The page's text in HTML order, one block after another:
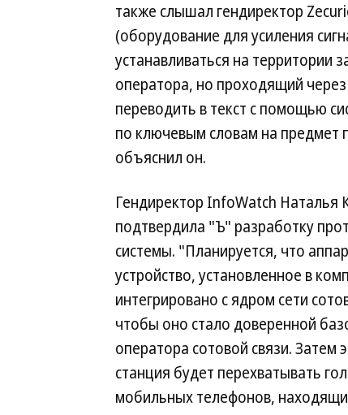
также слышал гендиректор
(оборудование для усиления
устанавливаться на территории
оператора, но проходящий
переводить в текст с помощью
по ключевым словам на
объяснил он.
Гендиректор InfoWatch Наталья
подтвердила "Ъ" разработку
системы. "Планируется, что
устройство, установленное в
интегрировано с ядром сети
чтобы оно стало доверенной
оператора сотовой связи. Затем
станция будет перехватывать
мобильных телефонов,